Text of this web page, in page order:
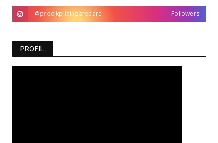
@prodikpiiainparepare Followers
PROFIL